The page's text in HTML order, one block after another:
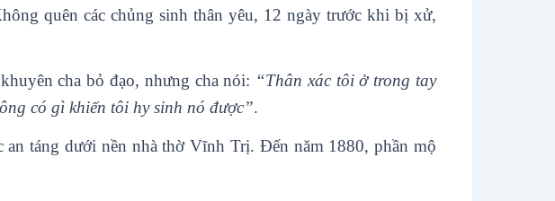
quên các chủng sinh thân yêu, 12 ngày trước khi bị xử,
cha bỏ đạo, nhưng cha nói: “Thân xác tôi ở trong tay
có gì khiến tôi hy sinh nó được”.
táng dưới nền nhà thờ Vĩnh Trị. Đến năm 1880, phần mộ